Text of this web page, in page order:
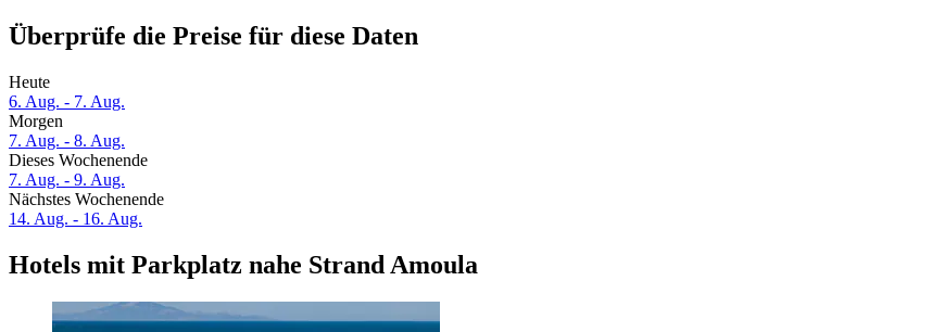
Überprüfe die Preise für diese Daten
Heute
6. Aug. - 7. Aug.
Morgen
7. Aug. - 8. Aug.
Dieses Wochenende
7. Aug. - 9. Aug.
Nächstes Wochenende
14. Aug. - 16. Aug.
Hotels mit Parkplatz nahe Strand Amoula